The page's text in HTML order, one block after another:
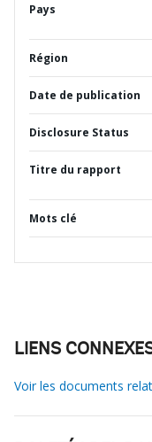
Pays
Région
Date de publication
Disclosure Status
Titre du rapport
Mots clé
LIENS
Voir les documents